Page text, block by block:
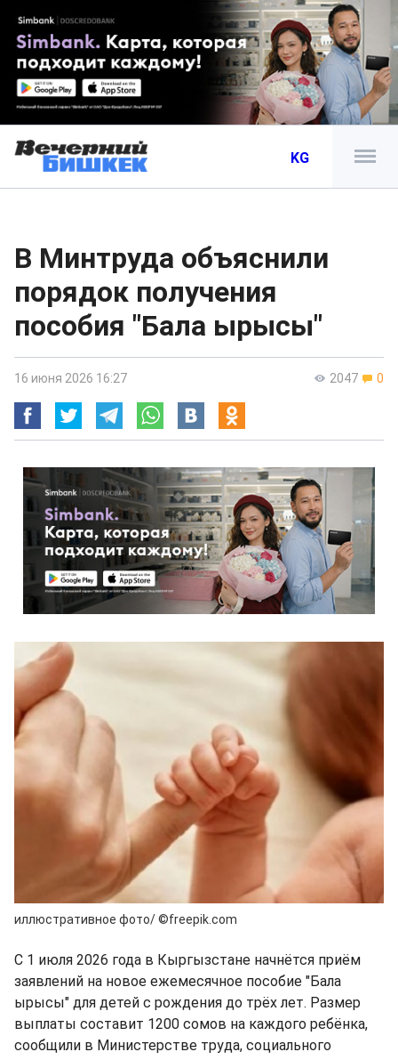
KG
В Минтруда объяснили
порядок получения
пособия "Бала ырысы"
2047 0
16 июня 2026 16:27
иллюстративное фото/ ©freepik.com
С 1 июля 2026 года в Кыргызстане начнётся приём
заявлений на новое ежемесячное пособие "Бала
ырысы" для детей с рождения до трёх лет. Размер
выплаты составит 1200 сомов на каждого ребёнка,
сообщили в Министерстве труда, социального